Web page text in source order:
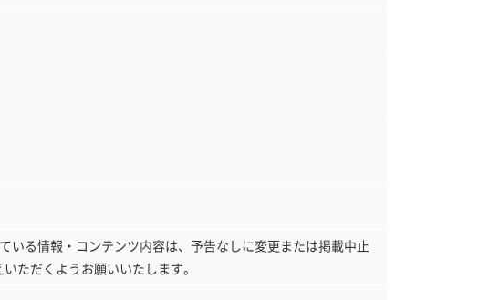
る情報・コンテンツ内容は、予告なしに変更または掲載中止
ただくようお願いいたします。